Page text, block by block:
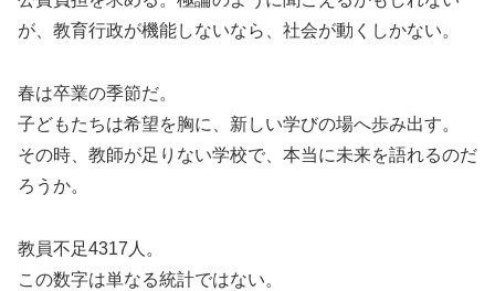
が、教育行政が機能しないなら、社会が動くしかない。
春は卒業の季節だ。
子どもたちは希望を胸に、新しい学びの場へ歩み出す。
その時、教師が足りない学校で、本当に未来を語れるのだ
ろうか。
教員不足4317人。
この数字は単なる統計ではない。